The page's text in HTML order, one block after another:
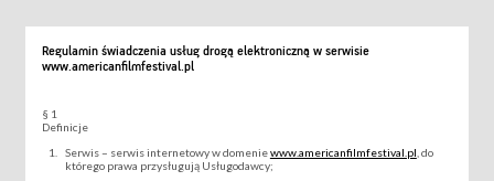
Regulamin świadczenia usług drogą elektroniczną w serwisie
www.americanfilmfestival.pl
§ 1
Definicje
Serwis – serwis internetowy w domeniewww.americanfilmfestival.pl , do
którego prawa przysługują Usługodawcy;